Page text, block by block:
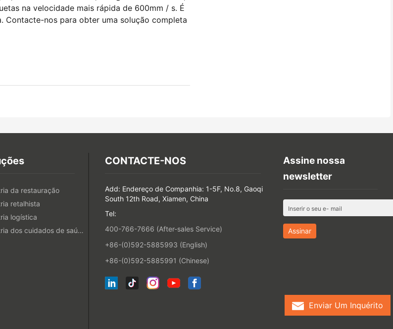
na velocidade mais rápida de 600mm / s. É
Contacte-nos para obter uma solução completa
da restauração
retalhista
logística
Indústria dos cuidados de saúde
CONTACTE-NOS
Add: Endereço de Companhia: 1-5F, No.8, Gaoqi
South 12th Road, Xiamen, China
Tel:
400-766-7666 (After-sales Service)
+86-(0)592-5885993 (English)
+86-(0)592-5885991 (Chinese)
Assine nossa
newsletter
Enviar Um Inquérito